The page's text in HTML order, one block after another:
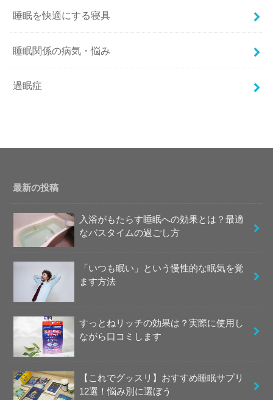
睡眠を快適にする寝具
睡眠関係の病気・悩み
過眠症
最新の投稿
入浴がもたらす睡眠への効果とは？最適
なバスタイムの過ごし方
「いつも眠い」という慢性的な眠気を覚
ます方法
すっとねリッチの効果は？実際に使用し
ながら口コミします
【これでグッスリ】おすすめ睡眠サプリ
12選！悩み別に選ぼう